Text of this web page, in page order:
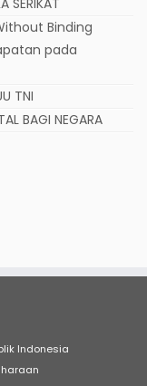
Binding
pada
TNI
BAGI NEGARA
Indonesia